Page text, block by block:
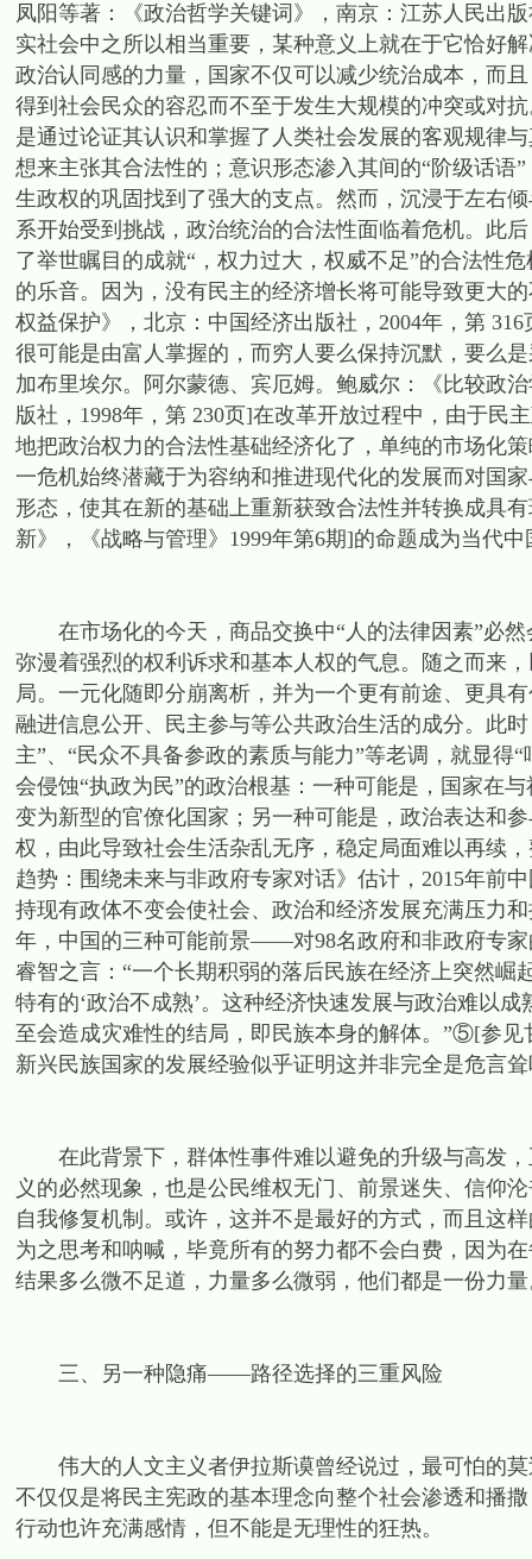
凤阳等著：《政治哲学关键词》，南京：江苏人民出
实社会中之所以相当重要，某种意义上就在于它恰好
政治认同感的力量，国家不仅可以减少统治成本，而
得到社会民众的容忍而不至于发生大规模的冲突或对
是通过论证其认识和掌握了人类社会发展的客观规律
想来主张其合法性的；意识形态渗入其间的“阶级话
生政权的巩固找到了强大的支点。然而，沉浸于左右
系开始受到挑战，政治统治的合法性面临着危机。此
了举世瞩目的成就“，权力过大，权威不足”的合法性
的乐音。因为，没有民主的经济增长将可能导致更大
权益保护》，北京：中国经济出版社，2004年，第
很可能是由富人掌握的，而穷人要么保持沉默，要么
加布里埃尔。阿尔蒙德、宾厄姆。鲍威尔：《比较政
版社，1998年，第 230页]在改革开放过程中，由于民
地把政治权力的合法性基础经济化了，单纯的市场化
一危机始终潜藏于为容纳和推进现代化的发展而对国
形态，使其在新的基础上重新获致合法性并转换成具
新》，《战略与管理》1999年第6期]的命题成为当代
在市场化的今天，商品交换中“人的法律因素”必然
弥漫着强烈的权利诉求和基本人权的气息。随之而来
局。一元化随即分崩离析，并为一个更有前途、更具
融进信息公开、民主参与等公共政治生活的成分。此
主”、“民众不具备参政的素质与能力”等老调，就显
会侵蚀“执政为民”的政治根基：一种可能是，国家在
变为新型的官僚化国家；另一种可能是，政治表达和
权，由此导致社会生活杂乱无序，稳定局面难以再续
趋势：围绕未来与非政府专家对话》估计，2015年前
持现有政体不变会使社会、政治和经济发展充满压力
年，中国的三种可能前景——对98名政府和非政府专
睿智之言：“一个长期积弱的落后民族在经济上突然
特有的‘政治不成熟’。这种经济快速发展与政治难以
至会造成灾难性的结局，即民族本身的解体。”⑤[参见
新兴民族国家的发展经验似乎证明这并非完全是危言
在此背景下，群体性事件难以避免的升级与高发，
义的必然现象，也是公民维权无门、前景迷失、信仰
自我修复机制。或许，这并不是最好的方式，而且这
为之思考和呐喊，毕竟所有的努力都不会白费，因
结果多么微不足道，力量多么微弱，他们都是一份力量
三、另一种隐痛——路径选择的三重风险
伟大的人文主义者伊拉斯谟曾经说过，最可怕的莫
不仅仅是将民主宪政的基本理念向整个社会渗透和播
行动也许充满感情，但不能是无理性的狂热。